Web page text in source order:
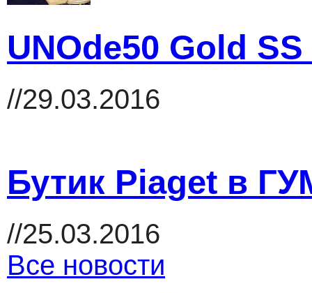
UNOde50 Gold SS
//29.03.2016
Бутик Piaget в
//25.03.2016
Все новости